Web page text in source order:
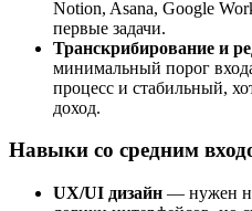
Notion, Asana, Google
первые задачи.
Транскрибирование и
минимальный порог
процесс и стабильный,
доход.
Навыки со средним
UX/UI дизайн — нужен